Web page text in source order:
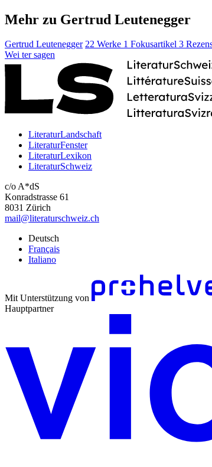
Mehr zu Gertrud Leutenegger
Gertrud Leutenegger 22 Werke 1 Fokusartikel 3
Wei ter sagen
LiteraturLandschaft
LiteraturFenster
LiteraturLexikon
LiteraturSchweiz
c/o A*dS
Konradstrasse 61
8031 Zürich
mail@literaturschweiz.ch
Deutsch
Français
Italiano
Mit Unterstützung von
Hauptpartner